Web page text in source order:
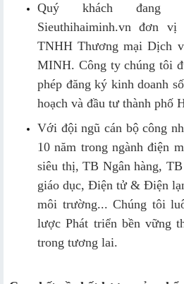
Quý khách đang
Sieuthihaiminh.vn đơn
TNHH Thương mại Dịch
MINH. Công ty chúng tôi
phép đăng ký kinh doanh
hoạch và đầu tư thành phố
Với đội ngũ cán bộ công
10 năm trong ngành điện
siêu thị, TB Ngân hàng,
giáo dục, Điện tử & Điện
môi trường... Chúng tôi
lược Phát triển bền vững
trong tương lai.